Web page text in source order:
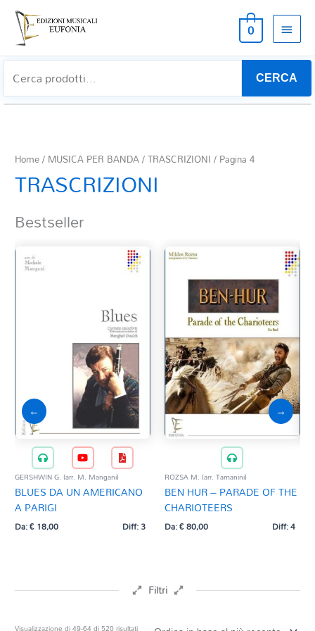
0
CERCA
Home/ MUSICA PER BANDA/TRASCRIZIONI / Pagina 4
TRASCRIZIONI
Bestseller
←
GERSHWIN G. (arr. M. Mangani)
BLUES DA UN AMERICANO
A PARIGI
Da:€18,00 Diff: 3
ROZSA M. (arr. Tamanini)
BEN HUR – PARADE OF THE
CHARIOTEERS
Da:€80,00 Diff: 4
→
Filtri
Visualizzazione di 49-64 di 520 risultatiOrdina